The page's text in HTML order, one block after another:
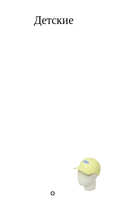
Детские